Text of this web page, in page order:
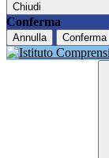
Chiudi
Conferma
Annulla Conferma